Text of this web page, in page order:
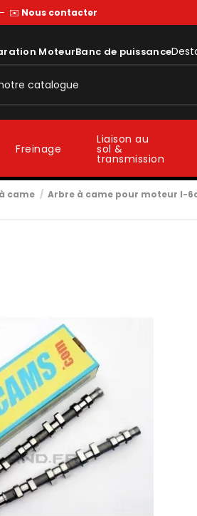
✉️ Nous contacter
MoteurBanc de puissance
Freinage
Liaison au
sol &
transmission
came Arbre à came pour moteur I-